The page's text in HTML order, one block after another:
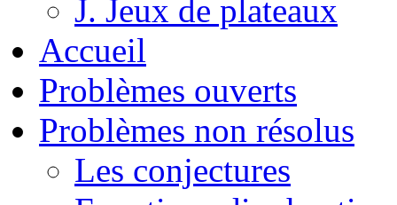
J. Jeux de plateaux
Accueil
Problèmes ouverts
Problèmes non résolus
Les conjectures